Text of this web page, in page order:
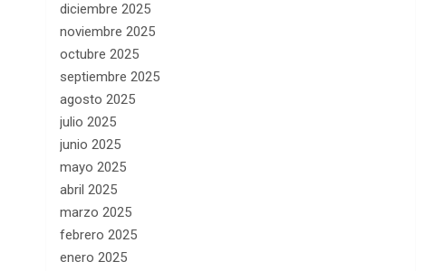
diciembre 2025
noviembre 2025
octubre 2025
septiembre 2025
agosto 2025
julio 2025
junio 2025
mayo 2025
abril 2025
marzo 2025
febrero 2025
enero 2025